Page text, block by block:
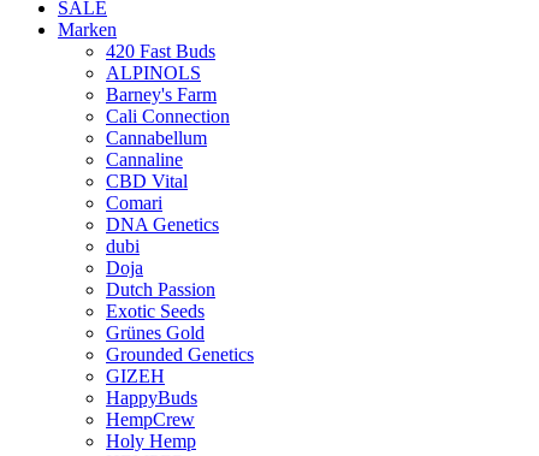
SALE
Marken
420 Fast Buds
ALPINOLS
Barney's Farm
Cali Connection
Cannabellum
Cannaline
CBD Vital
Comari
DNA Genetics
dubi
Doja
Dutch Passion
Exotic Seeds
Grünes Gold
Grounded Genetics
GIZEH
HappyBuds
HempCrew
Holy Hemp